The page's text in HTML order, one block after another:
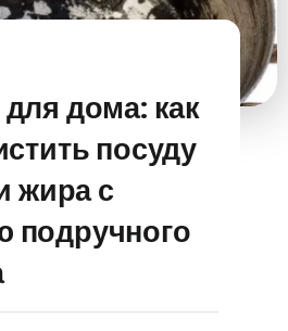
дома: как
посуду
жира с